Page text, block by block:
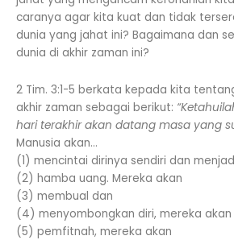
caranya agar kita kuat dan tidak
dunia yang jahat ini? Bagaimana dan
dunia di akhir zaman ini?
2 Tim. 3:1-5 berkata kepada kita
akhir zaman sebagai berikut:
hari terakhir akan datang masa yang
Manusia akan…
(1) mencintai dirinya sendiri dan
(2) hamba uang. Mereka akan
(3) membual dan
(4) menyombongkan diri, mereka akan
(5) pemfitnah, mereka akan